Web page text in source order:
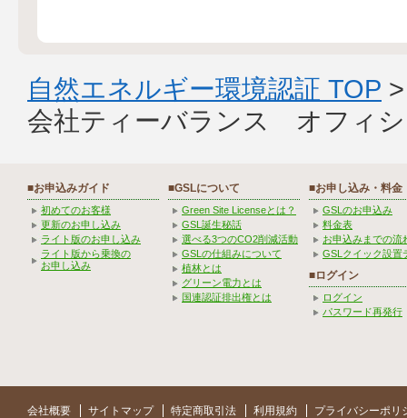
自然エネルギー環境認証 TOP
会社ティーバランス オフィ
■お申込みガイド
初めてのお客様
更新のお申し込み
ライト版のお申し込み
ライト版から乗換の
お申し込み
■GSLについて
Green Site Licenseとは？
GSL誕生秘話
選べる3つのCO2削減活動
GSLの仕組みについて
植林とは
グリーン電力とは
国連認証排出権とは
■お申し込み・料金
GSLのお申込み
料金表
お申込みまでの流
GSLクイック設置
■ログイン
ログイン
パスワード再発行
会社概要 サイトマップ 特定商取引法 利用規約 プライバシーポリ